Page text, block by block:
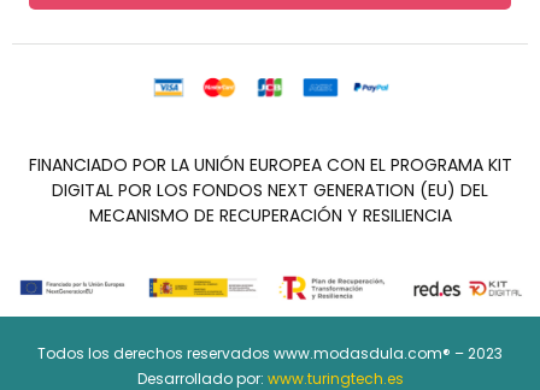
FINANCIADO POR LA UNIÓN EUROPEA CON EL PROGRAMA KIT
DIGITAL POR LOS FONDOS NEXT GENERATION (EU) DEL
MECANISMO DE RECUPERACIÓN Y RESILIENCIA
Todos los derechos reservados www.modasdula.com® – 2023
Desarrollado por: www.turingtech.es